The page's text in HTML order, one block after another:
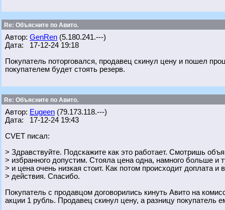
Re: Объясните по Авито.
Автор: GenRen (5.180.241.---)
Дата: 17-12-24 19:18
Покупатель поторговался, продавец скинул цену и пошел
покупателем будет стоять резерв.
Re: Объясните по Авито.
Автор: Eugeen (79.173.118.---)
Дата: 17-12-24 19:43
CVET писал:
> Здравствуйте. Подскажите как это работает. Смотришь
> избранного допустим. Стояла цена одна, намного больше и
> и цена очень низкая стоит. Как потом происходит доплата и
> действия. Спасибо.
Покупатель с продавцом договорились кинуть Авито на
акции 1 рубль. Продавец скинул цену, а разницу покупатель